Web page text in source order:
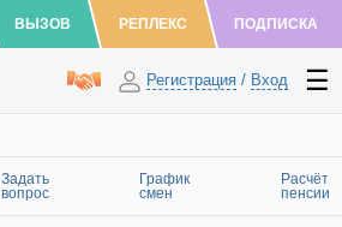
ВЫЗОВ РЕПЛЕКС ПОДПИСКА
Регистрация / Вход
Задать
вопрос
График
смен
Расчёт
пенсии